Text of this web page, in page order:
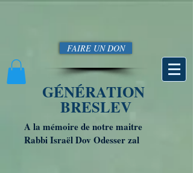
FAIRE UN DON
GÉNÉRATION
BRESLEV
A la mémoire de notre maitre
Rabbi Israël Dov Odesser zal